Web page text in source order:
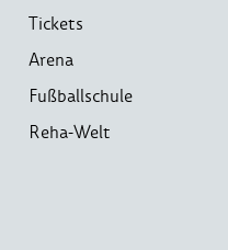
Tickets
Arena
Fußballschule
Reha-Welt